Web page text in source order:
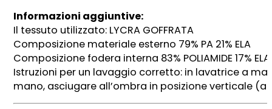
Informazioni aggiuntive:
Il tessuto utilizzato: LYCRA GOFFRATA
Composizione materiale esterno 79% PA 21% ELA
Composizione fodera interna 83% POLIAMIDE 17%
Istruzioni per un lavaggio corretto: in lavatrice a
mano, asciugare all’ombra in posizione verticale